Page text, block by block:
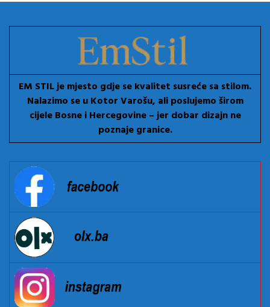
EM STIL je mjesto gdje se kvalitet susreće sa stilom.
Nalazimo se u Kotor Varošu, ali poslujemo širom
cijele Bosne i Hercegovine – jer dobar dizajn ne
poznaje granice.